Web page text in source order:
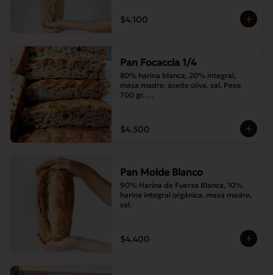
$4.100
Pan Focaccia 1/4
80% harina blanca, 20% integral,
masa madre, aceite oliva, sal. Peso
700 gr.
$4.500
Pan Molde Blanco
90% Harina de Fuerza Blanca, 10%
harina integral orgánica, masa madre,
sal.
$4.400